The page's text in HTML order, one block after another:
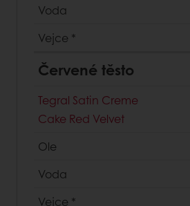
Voda
Vejce *
Červené těsto
Tegral Satin Creme
Cake Red Velvet
Ole
Voda
Vejce *